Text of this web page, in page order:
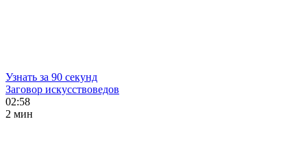
Узнать за 90 секунд
Заговор искусствоведов
02:58
2 мин